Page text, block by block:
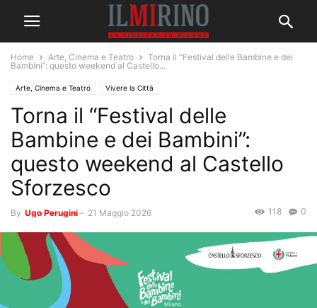
Home Arte, Cinema e Teatro
Torna il “Festival delle Bambine e dei
Bambini”: questo weekend al Castello...
Arte, Cinema e Teatro Vivere la Città
Torna il “Festival delle
Bambine e dei Bambini”:
questo weekend al Castello
Sforzesco
By Ugo Perugini - 21 Maggio 2026 0
118